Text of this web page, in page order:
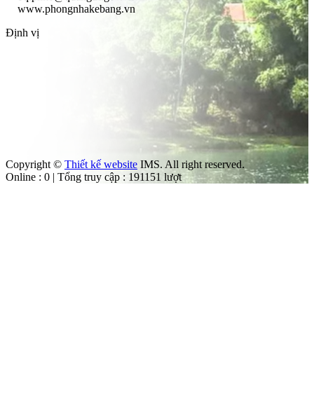
www.phongnhakebang.vn
Định vị
Copyright © Thiết kế website IMS. All right reserved.
Online : 0 | Tổng truy cập : 191151 lượt